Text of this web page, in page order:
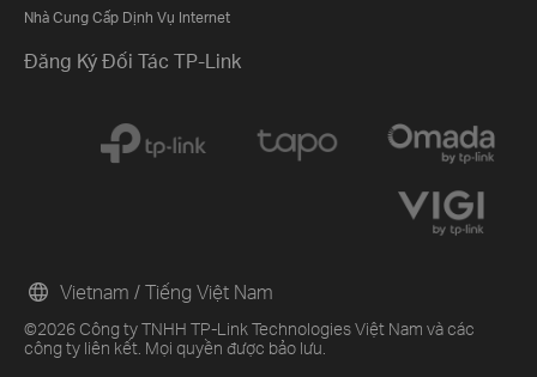
Nhà Cung Cấp Dịnh Vụ Internet
Đăng Ký Đối Tác TP-Link
©2026 Công ty TNHH TP-Link Technologies Việt Nam và các
công ty liên kết. Mọi quyền được bảo lưu.
Vietnam / Tiếng Việt Nam